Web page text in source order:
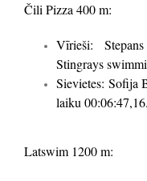
Čili Pizza 400 m:
Vīrieši:
Stingrays
Sievietes: Sofija
laiku 00:06:47,16.
Latswim 1200 m: